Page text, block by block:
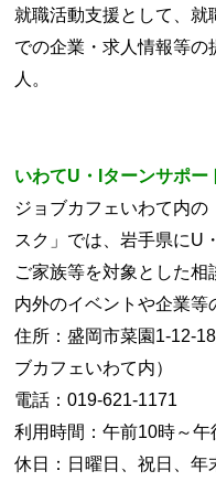
就職活動支援として、
での企業・求人情報等
人。
いわてU・Iターンサポー
ジョブカフェいわて内
スク」では、岩手県にU
ご家族等を対象とした
内外のイベントや企業等
住所：盛岡市菜園1-12-
ブカフェいわて内）
電話：019-621-1171
利用時間：午前10時～午
休日：日曜日、祝日、年